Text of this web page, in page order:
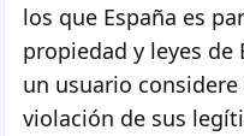
los que España es
propiedad y leyes de
un usuario
violación de sus